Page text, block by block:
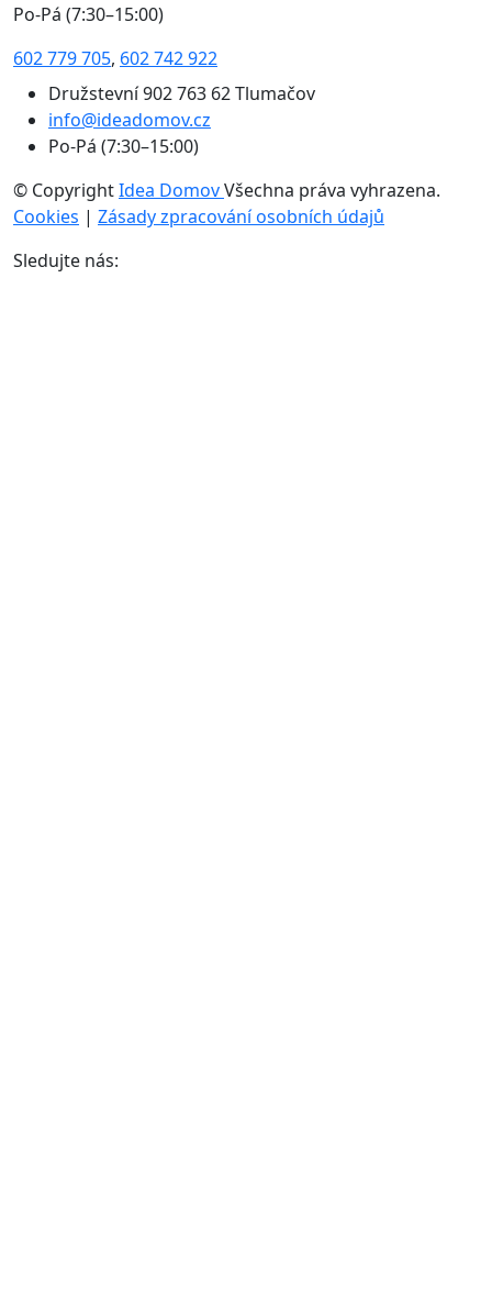
Po-Pá (7:30–15:00)
602 779 705, 602 742 922
Družstevní 902 763 62 Tlumačov
info@ideadomov.cz
Po-Pá (7:30–15:00)
© CopyrightIdea DomovVšechna práva vyhrazena.
Cookies | Zásady zpracování osobních údajů
Sledujte nás: